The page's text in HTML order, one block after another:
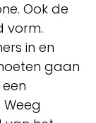
Ook de
vorm.
in en
gaan